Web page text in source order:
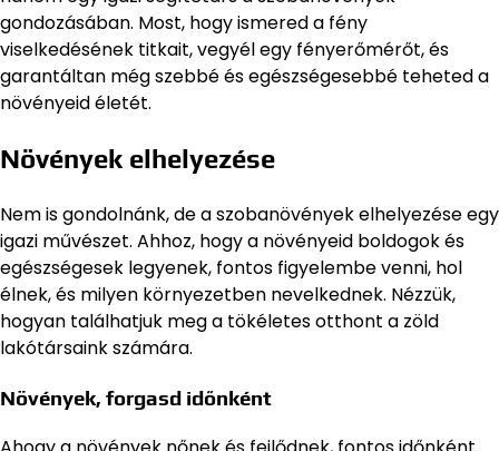
gondozásában. Most, hogy ismered a fény
viselkedésének titkait, vegyél egy fényerőmérőt, és
garantáltan még szebbé és egészségesebbé teheted a
növényeid életét.
Növények elhelyezése
Nem is gondolnánk, de a szobanövények elhelyezése egy
igazi művészet. Ahhoz, hogy a növényeid boldogok és
egészségesek legyenek, fontos figyelembe venni, hol
élnek, és milyen környezetben nevelkednek. Nézzük,
hogyan találhatjuk meg a tökéletes otthont a zöld
lakótársaink számára.
Növények, forgasd időnként